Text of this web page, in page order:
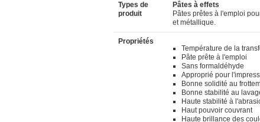
Types de
produit
Pâtes à effets
Pâtes prêtes à l'emploi
et métallique.
Propriétés
Température de la
Pâte prête à l'emploi
Sans formaldéhyde
Approprié pour
Bonne solidité au
Bonne stabilité au
Haute stabilité à
Haut pouvoir couvrant
Haute brillance des